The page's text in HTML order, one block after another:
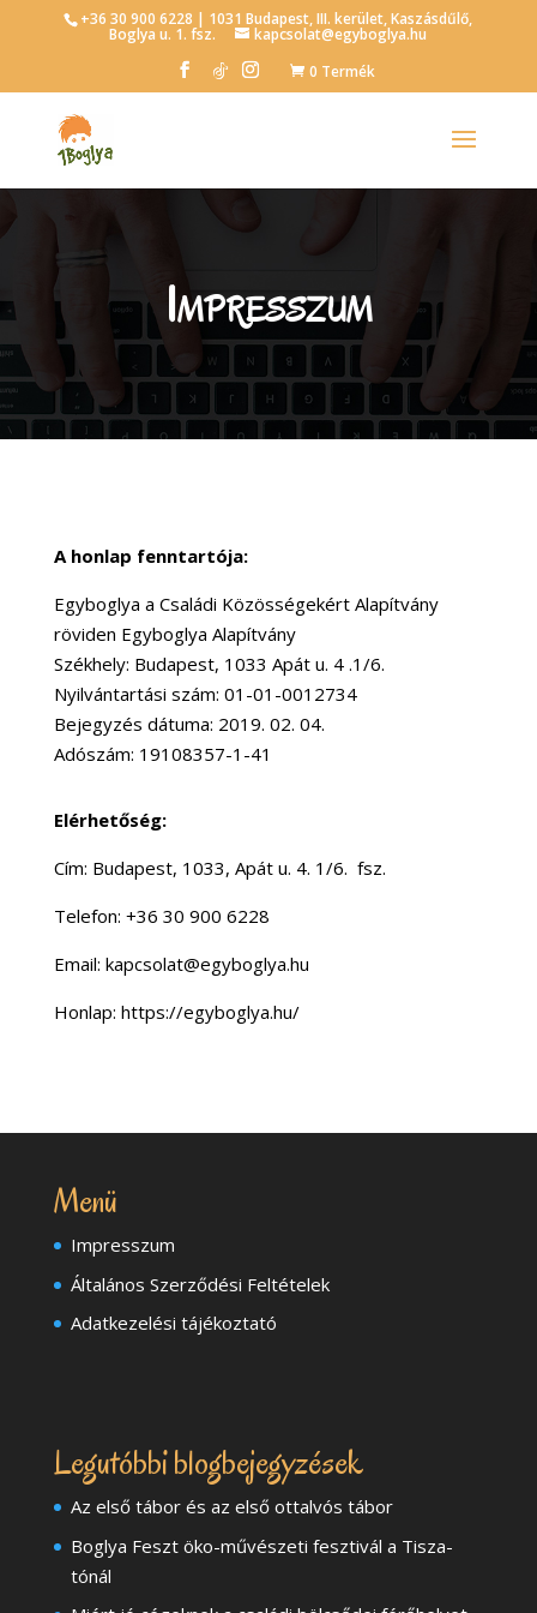
+36 30 900 6228 | 1031 Budapest, III. kerület, Kaszásdűlő,
Boglya u. 1. fsz.
kapcsolat@egyboglya.hu
0 Termék
Impresszum
A honlap fenntartója:
Egyboglya a Családi Közösségekért Alapítvány
röviden Egyboglya Alapítvány
Székhely: Budapest, 1033 Apát u. 4 .1/6.
Nyilvántartási szám: 01-01-0012734
Bejegyzés dátuma: 2019. 02. 04.
Adószám: 19108357-1-41
Elérhetőség:
Cím: Budapest, 1033, Apát u. 4. 1/6. fsz.
Telefon: +36 30 900 6228
Email: kapcsolat@egyboglya.hu
Honlap: https://egyboglya.hu/
Menü
Impresszum
Általános Szerződési Feltételek
Adatkezelési tájékoztató
Legutóbbi blogbejegyzések
Az első tábor és az első ottalvós tábor
Boglya Feszt öko-művészeti fesztivál a Tisza-
tónál